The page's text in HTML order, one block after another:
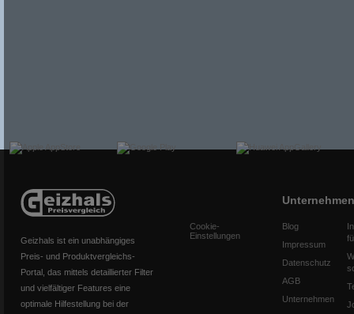
Geizhals ist ein unabhängiges
Preis- und Produktvergleichs-
Portal, das mittels detaillierter Filter
und vielfältiger Features eine
optimale Hilfestellung bei der
Cookie-
Einstellungen
Unternehmen
Blog
Impressum
Datenschutz
AGB
Unternehmen